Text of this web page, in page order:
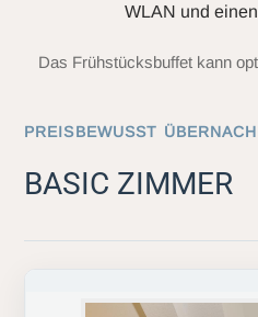
WLAN und
Das Frühstücksbuffet kann
PREISBEWUSST
BASIC ZIMMER